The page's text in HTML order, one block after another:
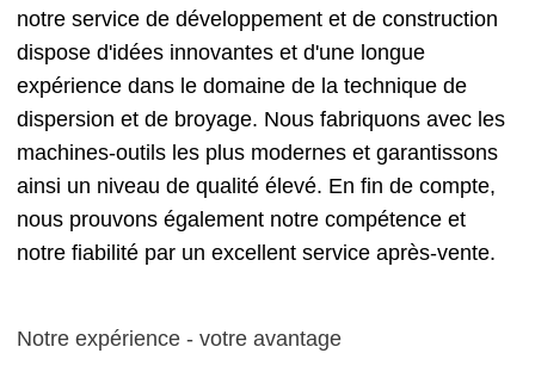
notre service de développement et de construction
dispose d'idées innovantes et d'une longue
expérience dans le domaine de la technique de
dispersion et de broyage. Nous fabriquons avec les
machines-outils les plus modernes et garantissons
ainsi un niveau de qualité élevé. En fin de compte,
nous prouvons également notre compétence et
notre fiabilité par un excellent service après-vente.
Notre expérience - votre avantage